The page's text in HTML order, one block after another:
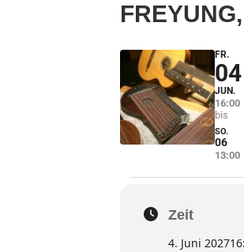
FR.
04
JUN.
16:00
SO.
06
13:00
Zeit
4. Juni 2027